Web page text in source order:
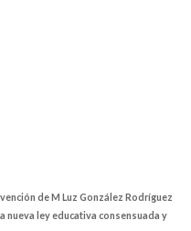
de M Luz González Rodríguez
nueva ley educativa consensuada y